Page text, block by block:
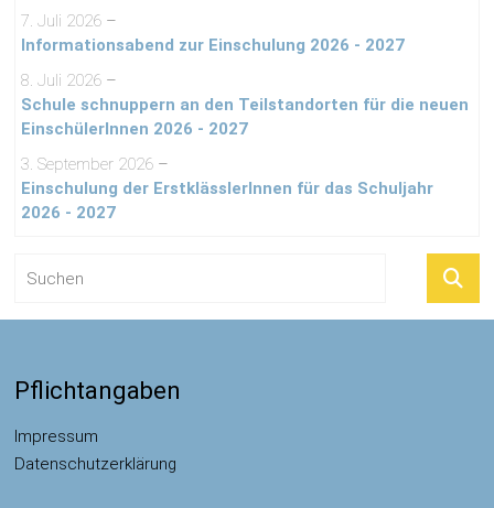
7. Juli 2026 –
Informationsabend zur Einschulung 2026 - 2027
8. Juli 2026 –
Schule schnuppern an den Teilstandorten für die neuen
EinschülerInnen 2026 - 2027
3. September 2026 –
Einschulung der ErstklässlerInnen für das Schuljahr
2026 - 2027
Pflichtangaben
Impressum
Datenschutzerklärung